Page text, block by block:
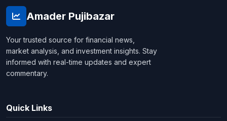
Amader Pujibazar
Your trusted source for financial news,
market analysis, and investment insights. Stay
informed with real-time updates and expert
commentary.
Quick Links